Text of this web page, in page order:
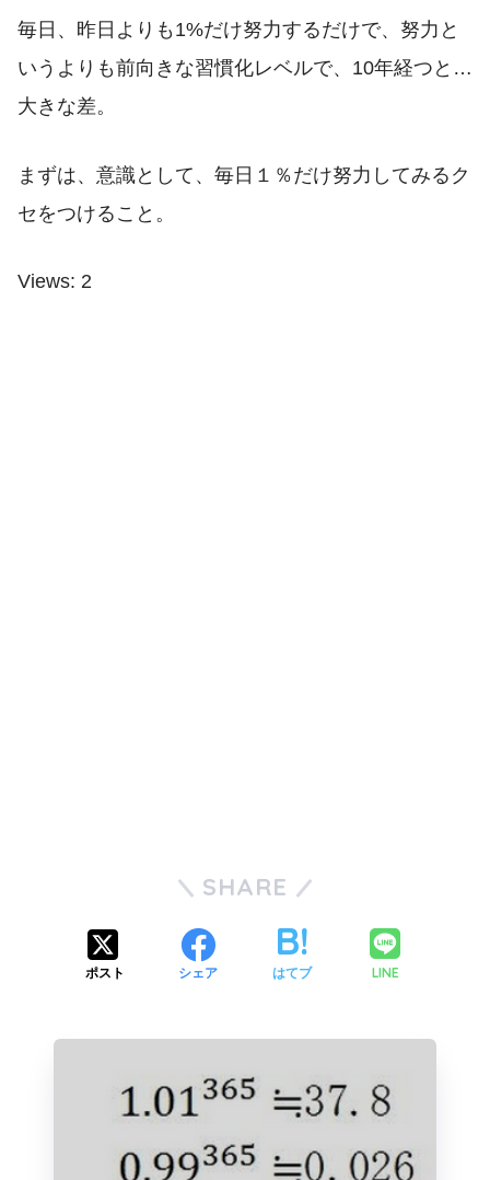
毎日、昨日よりも1%だけ努力するだけで、努力と
いうよりも前向きな習慣化レベルで、10年経つと…
大きな差。
まずは、意識として、毎日１％だけ努力してみるク
セをつけること。
Views: 2
SHARE
ポスト シェア はてブ LINE